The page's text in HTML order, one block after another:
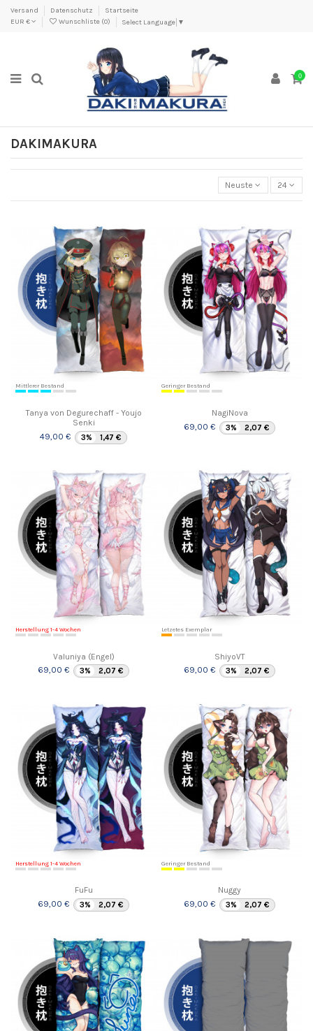
Versand Datenschutz
Startseite
EUR €
Wunschliste (0) Select Language ▼
0
DAKIMAKURA
Neuste 24
Mittlerer Bestand
Tanya von Degurechaff - Youjo
Senki
49,00 €
3% 1,47 €
Geringer Bestand
NagiNova
69,00 €
3% 2,07 €
Herstellung 1-4 Wochen
Valuniya (Engel)
69,00 €
3% 2,07 €
Letzetes Exemplar
ShiyoVT
69,00 €
3% 2,07 €
Herstellung 1-4 Wochen
FuFu
69,00 €
3% 2,07 €
Geringer Bestand
Nuggy
69,00 €
3% 2,07 €